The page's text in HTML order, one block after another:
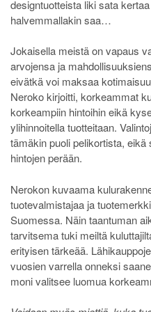
designtuotteista liki sata
halvemmallakin saa…
Jokaisella meistä on vapaus
arvojensa ja
eivätkä voi maksaa
Neroko kirjoitti, korkeammat
korkeampiin hintoihin eikä
ylihinnoitella tuotteitaan.
tämäkin puoli pelikortista,
hintojen perään.
Nerokon kuvaama
tuotevalmistajaa ja
Suomessa. Näin taantuman
tarvitsema tuki meiltä
erityisen tärkeää.
vuosien varrella onneksi
moni valitsee luomua